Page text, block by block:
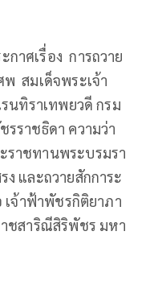
าศเรื่อง การถวาย
พ สมเด็จพระเจ้า
นทิราเทพยวดี กรม
ราชธิดา ความว่า
ราชทานพระบรมรา
ง และถวายสักการะ
เจ้าฟ้าพัชรกิติยาภา
ชสาริณีสิริพัชร มหา